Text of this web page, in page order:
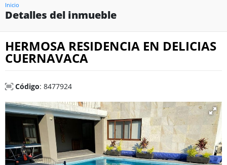
Inicio
Detalles del inmueble
HERMOSA RESIDENCIA EN DELICIAS
CUERNAVACA
Código: 8477924